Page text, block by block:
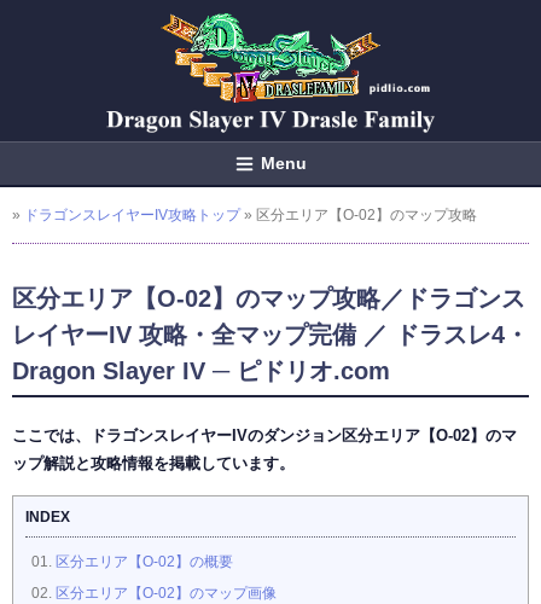
Menu
» ドラゴンスレイヤーIV攻略トップ» 区分エリア【O-02】のマップ攻略
区分エリア【O-02】のマップ攻略／ドラゴンス
レイヤーIV 攻略・全マップ完備 ／ ドラスレ4・
Dragon Slayer IV ─ ピドリオ.com
ここでは、ドラゴンスレイヤーIVのダンジョン区分エリア【O-02】のマ
ップ解説と攻略情報を掲載しています。
INDEX
区分エリア【O-02】の概要
区分エリア【O-02】のマップ画像